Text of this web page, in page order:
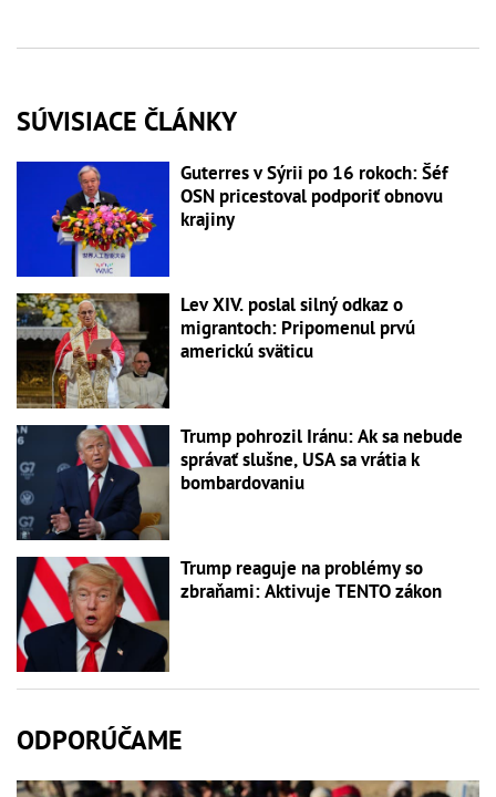
SÚVISIACE ČLÁNKY
Guterres v Sýrii po 16 rokoch: Šéf
OSN pricestoval podporiť obnovu
krajiny
Lev XIV. poslal silný odkaz o
migrantoch: Pripomenul prvú
americkú sväticu
Trump pohrozil Iránu: Ak sa nebude
správať slušne, USA sa vrátia k
bombardovaniu
Trump reaguje na problémy so
zbraňami: Aktivuje TENTO zákon
ODPORÚČAME